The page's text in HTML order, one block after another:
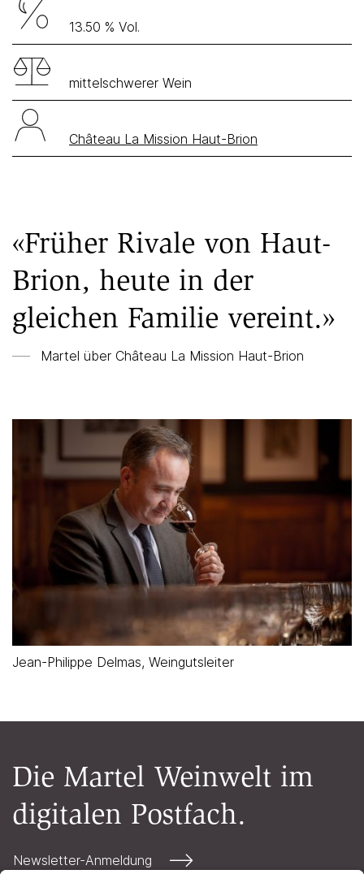
13.50 % Vol.
mittelschwerer Wein
Château La Mission Haut-Brion
«Früher Rivale von Haut-
Brion, heute in der
gleichen Familie vereint.»
Martel über Château La Mission Haut-Brion
Jean-Philippe Delmas, Weingutsleiter
Die Martel Weinwelt im
digitalen Postfach.
Newsletter-Anmeldung